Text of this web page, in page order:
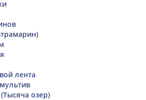
лента
озер)